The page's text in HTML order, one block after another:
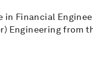
in Financial
Engineering from